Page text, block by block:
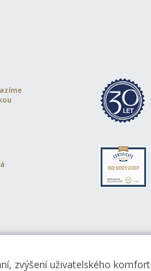
zvýšení uživatelského